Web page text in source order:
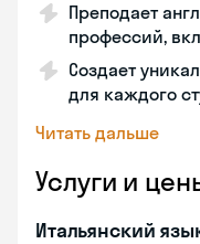
Преподает
профессий,
Создает
для каждого
Читать дальше
Услуги и
Итальянский